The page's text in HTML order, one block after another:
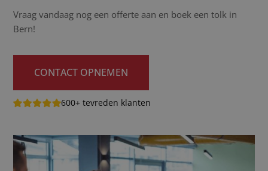
Vraag vandaag nog een offerte aan en boek een tolk in
Bern!
CONTACT OPNEMEN
600+ tevreden klanten